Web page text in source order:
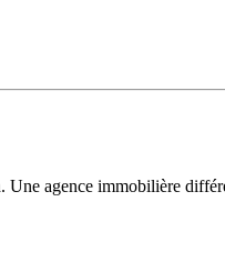
Une agence immobilière